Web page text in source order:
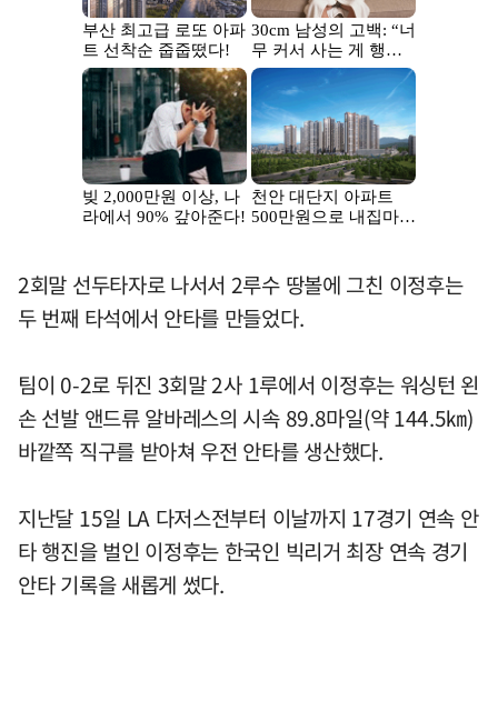
2회말 선두타자로 나서서 2루수 땅볼에 그친 이정후는
두 번째 타석에서 안타를 만들었다.
팀이 0-2로 뒤진 3회말 2사 1루에서 이정후는 워싱턴 왼
손 선발 앤드류 알바레스의 시속 89.8마일(약 144.5㎞)
바깥쪽 직구를 받아쳐 우전 안타를 생산했다.
지난달 15일 LA 다저스전부터 이날까지 17경기 연속 안
타 행진을 벌인 이정후는 한국인 빅리거 최장 연속 경기
안타 기록을 새롭게 썼다.